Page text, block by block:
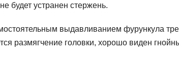
будет устранен стержень.
выдавливанием фурункула
размягчение головки, хорошо виден